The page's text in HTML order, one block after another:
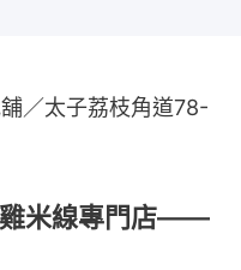
／太子荔枝角道78-
雞米線專門店——